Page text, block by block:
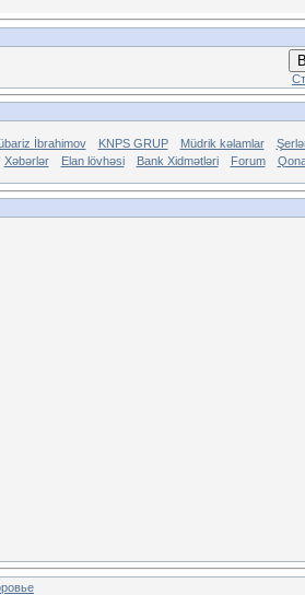
İbrahimov KNPS GRUP Müdrik kəlamlar
Xəbərlər Elan lövhəsi Bank Xidmətləri Forum